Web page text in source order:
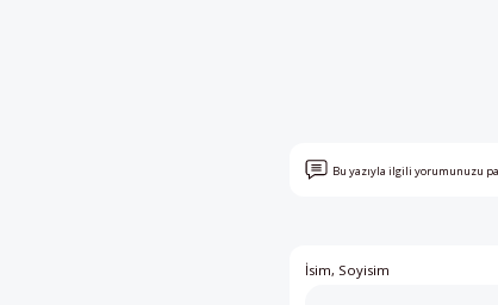
Bu yazıyla ilgili yorumunuzu
İsim, Soyisim